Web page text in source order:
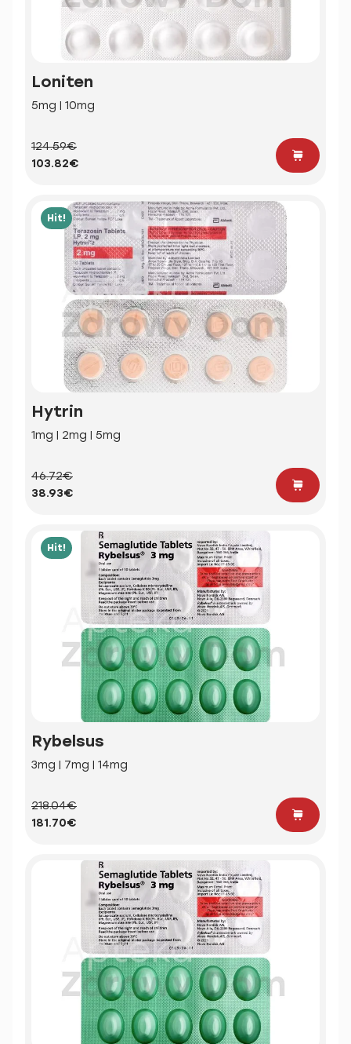
Loniten
5mg | 10mg
124.59€
103.82€
Hit!
Hytrin
1mg | 2mg | 5mg
46.72€
38.93€
Hit!
Rybelsus
3mg | 7mg | 14mg
218.04€
181.70€